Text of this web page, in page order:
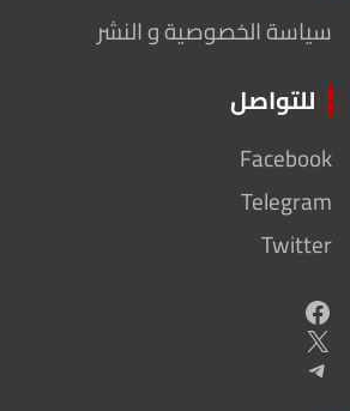
سياسة الخصوصية و النشر
للتواصل
Facebook
Telegram
Twitter
Facebook
X
Telegram